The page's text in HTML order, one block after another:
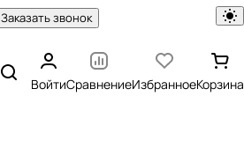
Заказать звонок
ВойтиСравнениеИзбранноеКорзина